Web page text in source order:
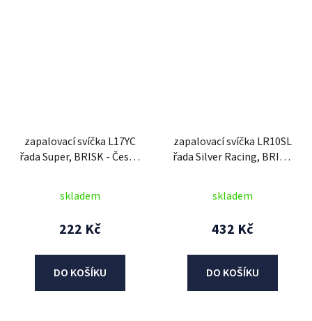
zapalovací svíčka L17YC
řada Super, BRISK - Česká
skladem
222 Kč
DO KOŠÍKU
zapalovací svíčka LR10SL
řada Silver Racing, BRISK
skladem
432 Kč
DO KOŠÍKU